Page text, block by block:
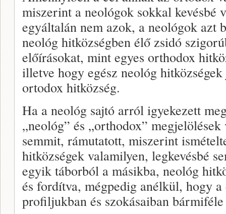
miszerint a neológok sokkal kevésbé
egyáltalán nem azok, a neológok azt
neológ hitközségben élő zsidó
előírásokat, mint egyes orthodox
illetve hogy egész neológ
ortodox hitközség.
Ha a neológ sajtó arról igyekezett
„neológ” és „orthodox”
semmit, rámutatott, miszerint
hitközségek valamilyen, legkevésbé
egyik táborból a másikba, neológ
és fordítva, mégpedig anélkül, hogy
profiljukban és szokásaiban